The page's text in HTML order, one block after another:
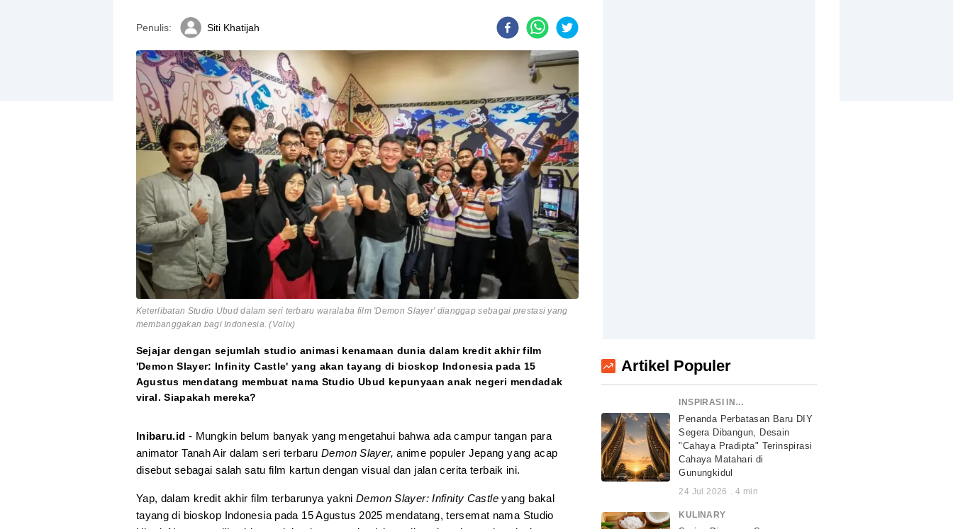
Penulis: Siti Khatijah
Keterlibatan Studio Ubud dalam seri terbaru waralaba film 'Demon Slayer' dianggap sebagai prestasi yang
membanggakan bagi Indonesia. (Volix)
Sejajar dengan sejumlah studio animasi kenamaan dunia dalam kredit akhir film
'Demon Slayer: Infinity Castle' yang akan tayang di bioskop Indonesia pada 15
Agustus mendatang membuat nama Studio Ubud kepunyaan anak negeri mendadak
viral. Siapakah mereka?
Inibaru.id - Mungkin belum banyak yang mengetahui bahwa ada campur tangan para
animator Tanah Air dalam seri terbaruDemon Slayer,anime populer Jepang yang acap
disebut sebagai salah satu film kartun dengan visual dan jalan cerita terbaik ini.
Yap, dalam kredit akhir film terbarunya yakniDemon Slayer: Infinity Castleyang bakal
tayang di bioskop Indonesia pada 15 Agustus 2025 mendatang, tersemat nama Studio
Artikel Populer
INSPIRASI INDONESIA
Penanda Perbatasan Baru DIY
Segera Dibangun, Desain
"Cahaya Pradipta" Terinspirasi
Cahaya Matahari di
Gunungkidul
24 Jul 2026 . 4 min
KULINARY